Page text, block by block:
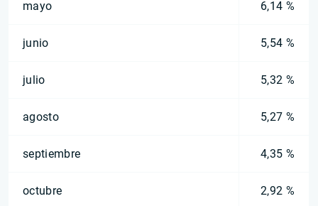
mayo 6,14 %
junio 5,54 %
julio 5,32 %
agosto 5,27 %
septiembre 4,35 %
octubre 2,92 %